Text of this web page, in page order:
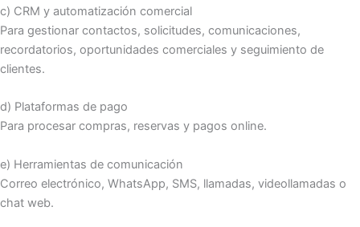
c) CRM y automatización comercial
Para gestionar contactos, solicitudes, comunicaciones,
recordatorios, oportunidades comerciales y seguimiento de
clientes.
d) Plataformas de pago
Para procesar compras, reservas y pagos online.
e) Herramientas de comunicación
Correo electrónico, WhatsApp, SMS, llamadas, videollamadas o
chat web.